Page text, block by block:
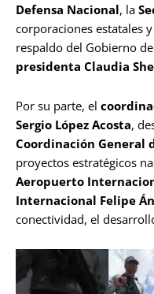
Defensa Nacional, la
corporaciones estatales
respaldo del Gobierno
presidenta Claudia
Por su parte, el
Sergio López Acosta,
Coordinación General
proyectos estratégicos
Aeropuerto
Internacional Felipe
conectividad, el